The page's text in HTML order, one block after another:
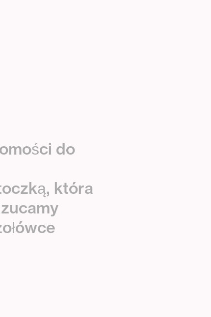
omości do
oczką, która
zucamy
ołówce